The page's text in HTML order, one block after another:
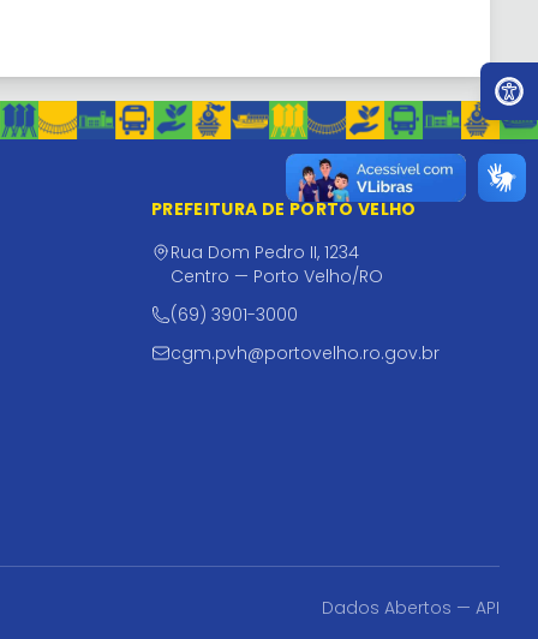
PREFEITURA DE PORTO VELHO
Rua Dom Pedro II, 1234
Centro — Porto Velho/RO
(69) 3901-3000
cgm.pvh@portovelho.ro.gov.br
Dados Abertos — API
Ir